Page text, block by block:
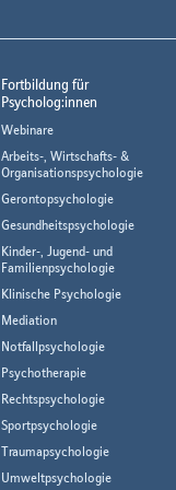
Fortbildung für
Psycholog:innen
Webinare
Arbeits-, Wirtschafts- &
Organisationspsychologie
Gerontopsychologie
Gesundheitspsychologie
Kinder-, Jugend- und
Familienpsychologie
Klinische Psychologie
Mediation
Notfallpsychologie
Psychotherapie
Rechtspsychologie
Sportpsychologie
Traumapsychologie
Umweltpsychologie